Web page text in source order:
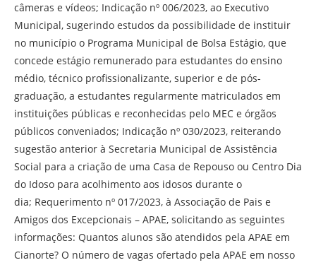
câmeras e vídeos; Indicação nº 006/2023, ao Executivo
Municipal, sugerindo estudos da possibilidade de instituir
no município o Programa Municipal de Bolsa Estágio, que
concede estágio remunerado para estudantes do ensino
médio, técnico profissionalizante, superior e de pós-
graduação, a estudantes regularmente matriculados em
instituições públicas e reconhecidas pelo MEC e órgãos
públicos conveniados; Indicação nº 030/2023, reiterando
sugestão anterior à Secretaria Municipal de Assistência
Social para a criação de uma Casa de Repouso ou Centro Dia
do Idoso para acolhimento aos idosos durante o
dia; Requerimento nº 017/2023, à Associação de Pais e
Amigos dos Excepcionais – APAE, solicitando as seguintes
informações: Quantos alunos são atendidos pela APAE em
Cianorte? O número de vagas ofertado pela APAE em nosso